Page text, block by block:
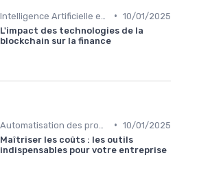
• 10/01/2025
L'impact des technologies de la
blockchain sur la finance
• 10/01/2025
Maîtriser les coûts : les outils
indispensables pour votre entreprise